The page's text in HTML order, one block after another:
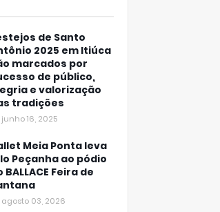
de Santo
2025 em Itiúca
marcados por
de público,
e valorização
tradições
junho 16, 2025
Meia Ponta leva
Peçanha ao pódio
BALLACE Feira de
agosto 03, 2026